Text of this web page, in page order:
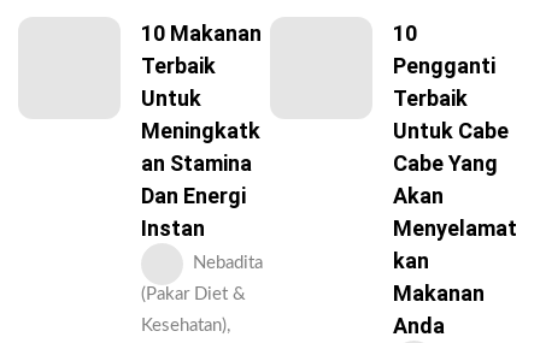
10 Makanan
Terbaik
Untuk
Meningkatk
An Stamina
Dan Energi
Instan
Nebadita
(Pakar Diet &
Kesehatan),
10
Pengganti
Terbaik
Untuk Cabe
Cabe Yang
Akan
Menyelamat
Kan
Makanan
Anda